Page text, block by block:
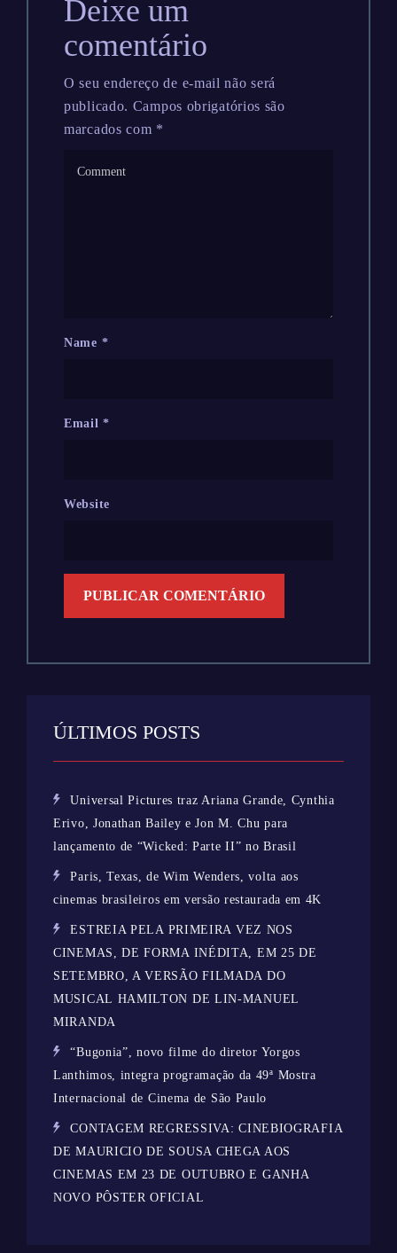
Deixe um
comentário
O seu endereço de e-mail não será
publicado. Campos obrigatórios são
marcados com *
Name *
Email*
Website
ÚLTIMOS POSTS
Universal Pictures traz Ariana Grande, Cynthia
Erivo, Jonathan Bailey e Jon M. Chu para
lançamento de “Wicked: Parte II” no Brasil
Paris, Texas, de Wim Wenders, volta aos
cinemas brasileiros em versão restaurada em 4K
ESTREIA PELA PRIMEIRA VEZ NOS
CINEMAS, DE FORMA INÉDITA, EM 25 DE
SETEMBRO, A VERSÃO FILMADA DO
MUSICAL HAMILTON DE LIN-MANUEL
MIRANDA
“Bugonia”, novo filme do diretor Yorgos
Lanthimos, integra programação da 49ª Mostra
Internacional de Cinema de São Paulo
CONTAGEM REGRESSIVA: CINEBIOGRAFIA
DE MAURICIO DE SOUSA CHEGA AOS
CINEMAS EM 23 DE OUTUBRO E GANHA
NOVO PÔSTER OFICIAL